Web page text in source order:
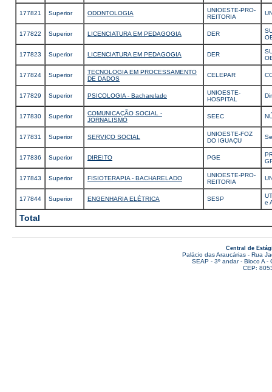
177821 Superior ODONTOLOGIA
UNIOESTE-PRO-
REITORIA
177822 Superior LICENCIATURA EM PEDAGOGIA DER
177823 Superior LICENCIATURA EM PEDAGOGIA DER
177824 Superior
TECNOLOGIA EM PROCESSAMENTO
DE DADOS
CELEPAR
177829 Superior PSICOLOGIA - Bacharelado
UNIOESTE-
HOSPITAL
177830 Superior
COMUNICAÇÃO SOCIAL -
JORNALISMO
SEEC
177831 Superior SERVIÇO SOCIAL
UNIOESTE-FOZ
DO IGUAÇU
177836 Superior DIREITO PGE
177843 Superior FISIOTERAPIA - BACHARELADO
UNIOESTE-PRO-
REITORIA
177844 Superior ENGENHARIA ELÉTRICA SESP
e
Total
Central de
Palácio das Araucárias - Rua
SEAP - 3º andar - Bloco A -
CEP: